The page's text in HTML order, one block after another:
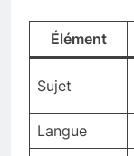
Élément
Sujet
Langue